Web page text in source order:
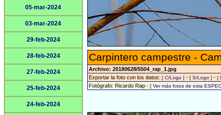
05-mar-2024
03-mar-2024
29-feb-2024
28-feb-2024
27-feb-2024
25-feb-2024
24-feb-2024
Carpintero campestre -
Archivo: 20180628/5504_rap_1.jpg
Exportar la foto con los datos: [ C/Logo ] - [ S/Logo ] - [
Fotógrafo: Ricardo Rap - [ Ver más fotos de esta